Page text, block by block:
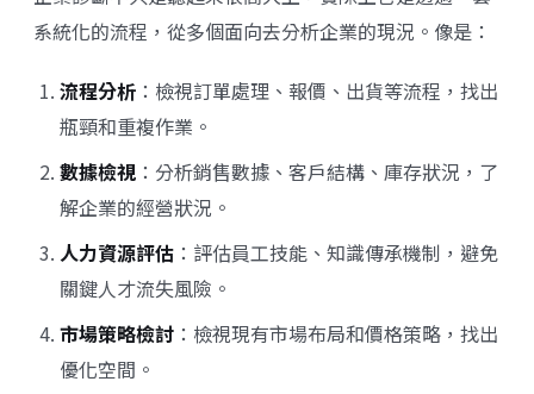
系統化的流程，從多個面向去分析企業的現況。像是：
流程分析 ：檢視訂單處理、報價、出貨等流程，找出
瓶頸和重複作業。
數據檢視 ：分析銷售數據、客戶結構、庫存狀況，了
解企業的經營狀況。
人力資源評估 ：評估員工技能、知識傳承機制，避免
關鍵人才流失風險。
市場策略檢討 ：檢視現有市場布局和價格策略，找出
優化空間。